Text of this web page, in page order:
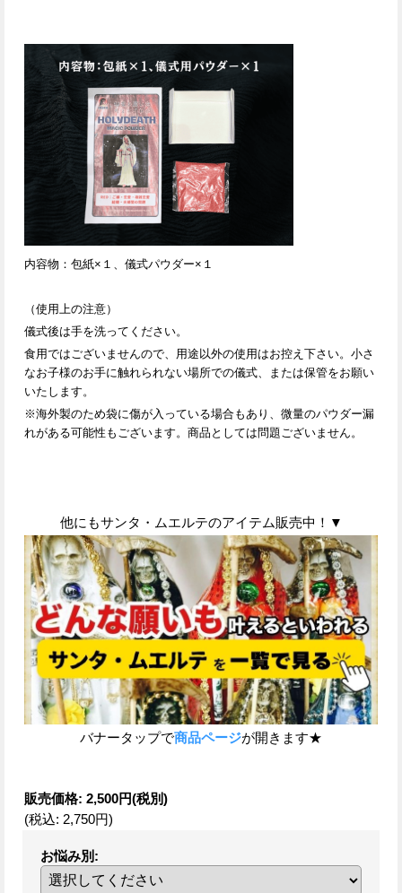
内容物：包紙×１、儀式パウダー×１
（使用上の注意）
儀式後は手を洗ってください。
食用ではございませんので、用途以外の使用はお控え下さい。小さ
なお子様のお手に触れられない場所での儀式、または保管をお願い
いたします。
※海外製のため袋に傷が入っている場合もあり、微量のパウダー漏
れがある可能性もございます。商品としては問題ございません。
他にもサンタ・ムエルテのアイテム販売中！▼
バナータップで商品ページが開きます★
販売価格: 2,500円(税別)
(税込: 2,750円)
お悩み別 :